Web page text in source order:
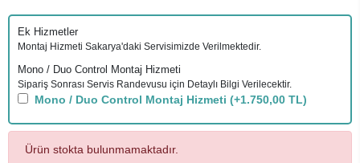
Ek Hizmetler
Montaj Hizmeti Sakarya'daki Servisimizde Verilmektedir.
Mono / Duo Control Montaj Hizmeti
Sipariş Sonrası Servis Randevusu için Detaylı Bilgi Verilecektir.
Mono / Duo Control Montaj Hizmeti (+1.750,00 TL)
Ürün stokta bulunmamaktadır.